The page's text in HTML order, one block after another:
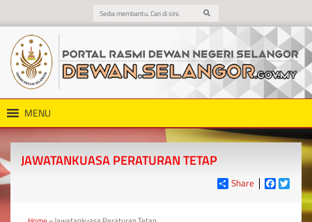
MENU
JAWATANKUASA PERATURAN TETAP
Share